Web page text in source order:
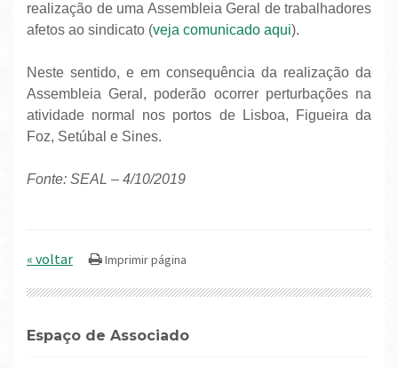
realização de uma Assembleia Geral de trabalhadores
afetos ao sindicato (veja comunicado aqui).
Neste sentido, e em consequência da realização da
Assembleia Geral, poderão ocorrer perturbações na
atividade normal nos portos de Lisboa, Figueira da
Foz, Setúbal e Sines.
Fonte: SEAL – 4/10/2019
« voltar
Espaço de Associado